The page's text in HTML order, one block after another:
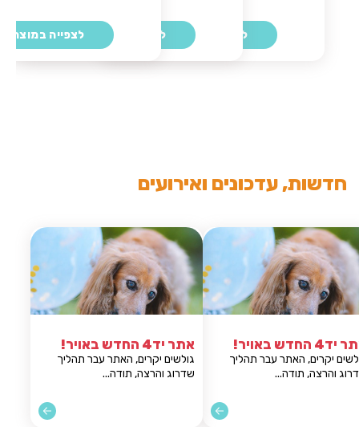
לצפייה במוצר לצפייה במוצר לצפייה במוצר
חדשות, עדכונים ואירועים
אתר יד4 החדש באויר!
גולשים יקרים, האתר עבר תהליך
שדרוג והרצה, תודה...
אתר יד4 החדש באויר!
גולשים יקרים, האתר
שדרוג והרצה, תודה...